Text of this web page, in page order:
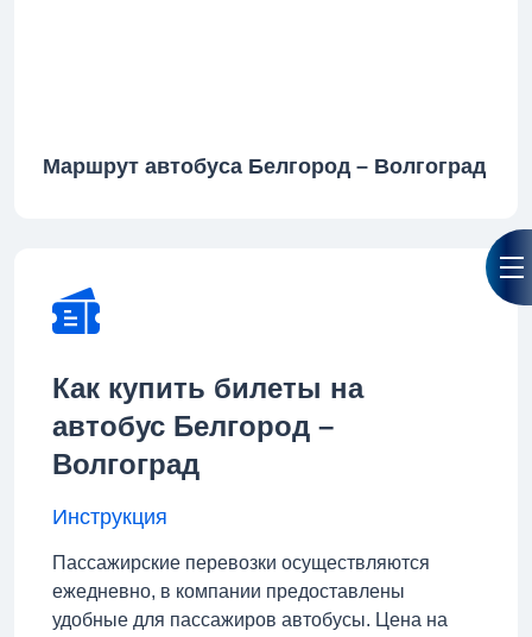
Маршрут автобуса Белгород – Волгоград
Как купить билеты на
автобус Белгород –
Волгоград
Инструкция
Пассажирские перевозки осуществляются
ежедневно, в компании предоставлены
удобные для пассажиров автобусы. Цена на